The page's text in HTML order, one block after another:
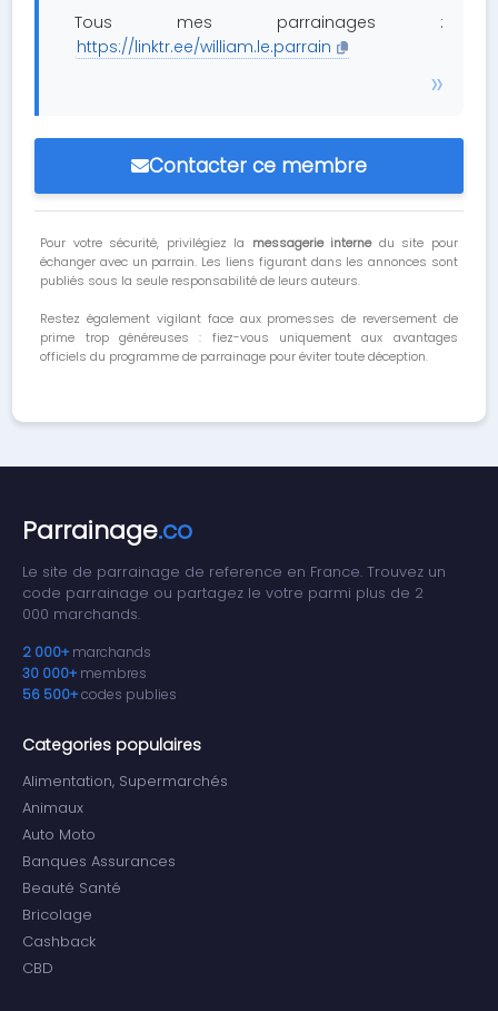
Tous mes parrainages :
https://linktr.ee/william.le.parrain
Contacter ce membre
Pour votre sécurité, privilégiez la messagerie internedu site pour
échanger avec un parrain. Les liens figurant dans les annonces sont
publiés sous la seule responsabilité de leurs auteurs.
Restez également vigilant face aux promesses de reversement de
prime trop généreuses : fiez-vous uniquement aux avantages
officiels du programme de parrainage pour éviter toute déception.
Parrainage.co
Le site de parrainage de reference en France. Trouvez un
code parrainage ou partagez le votre parmi plus de 2
000 marchands.
2 000+ marchands
30 000+ membres
56 500+codes publies
Categories populaires
Alimentation, Supermarchés
Animaux
Auto Moto
Banques Assurances
Beauté Santé
Bricolage
Cashback
CBD